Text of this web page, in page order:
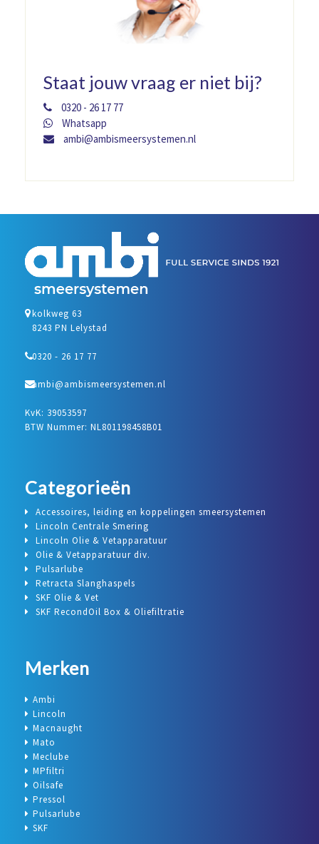
Staat jouw vraag er niet bij?
0320 - 26 17 77
Whatsapp
ambi@ambismeersystemen.nl
kolkweg 63
8243 PN Lelystad
0320 - 26 17 77
ambi@ambismeersystemen.nl
KvK: 39053597
BTW Nummer: NL801198458B01
Categorieën
Accessoires, leiding en koppelingen smeersystemen
Lincoln Centrale Smering
Lincoln Olie & Vetapparatuur
Olie & Vetapparatuur div.
Pulsarlube
Retracta Slanghaspels
SKF Olie & Vet
SKF RecondOil Box & Oliefiltratie
Merken
Ambi
Lincoln
Macnaught
Mato
Meclube
MPfiltri
Oilsafe
Pressol
Pulsarlube
SKF